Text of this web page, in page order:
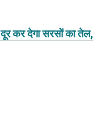
कर देगा सरसों का तेल,